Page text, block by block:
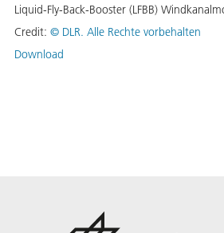
Liquid-Fly-Back-Booster (LFBB)
Credit: © DLR. Alle Rechte vorbehalten
Download